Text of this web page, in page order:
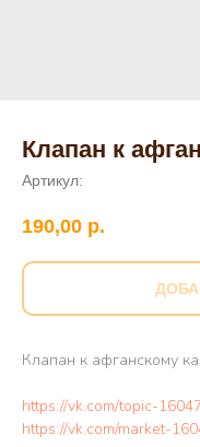
Клапан к
Артикул:
190,00 р.
Клапан к афганскому
https://vk.com/topic-
https://vk.com/market-